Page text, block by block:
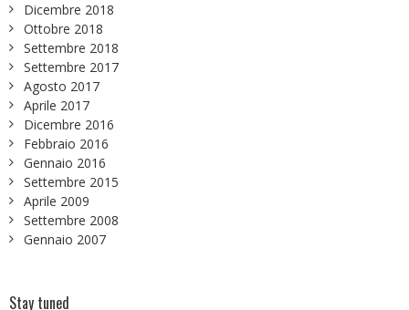
Dicembre 2018
Ottobre 2018
Settembre 2018
Settembre 2017
Agosto 2017
Aprile 2017
Dicembre 2016
Febbraio 2016
Gennaio 2016
Settembre 2015
Aprile 2009
Settembre 2008
Gennaio 2007
Stay tuned